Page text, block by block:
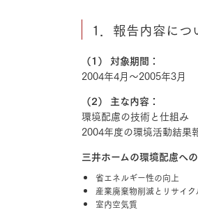
㎥設計
1．報告内容につ
（1） 対象期間：
2004年4月～2005年3月
（2） 主な内容：
環境配慮の技術と仕組み
2004年度の環境活動結果
三井ホームの環境配慮へ
省エネルギー性の向上
産業廃棄物削減とリサイク
室内空気質